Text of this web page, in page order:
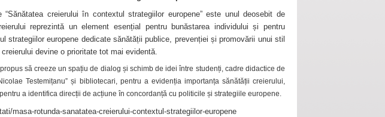
creierului în contextul strategiilor europene” este unul deosebit de
reprezintă un element esențial pentru bunăstarea individului și pentru
strategiilor europene dedicate sănătății publice, prevenției și promovării unui stil
devine o prioritate tot mai evidentă.
să creeze un spațiu de dialog și schimb de idei între studenți, cadre didactice de
Testemițanu” și bibliotecari, pentru a evidenția importanța sănătății creierului,
a identifica direcții de acțiune în concordanță cu politicile și strategiile europene.
masa-rotunda-sanatatea-creierului-contextul-strategiilor-europene